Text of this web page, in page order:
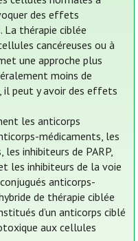
des effets
La thérapie ciblée
cancéreuses ou à
une approche plus
moins de
il peut y avoir des effets
les anticorps
médicaments, les
les inhibiteurs de PARP,
les inhibiteurs de la voie
anticorps-
de thérapie ciblée
d’un anticorps ciblé
aux cellules